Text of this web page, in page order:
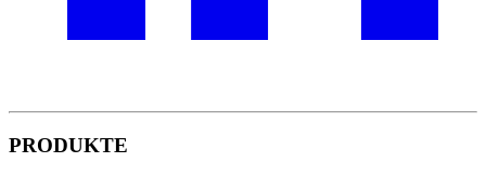
PRODUKTE